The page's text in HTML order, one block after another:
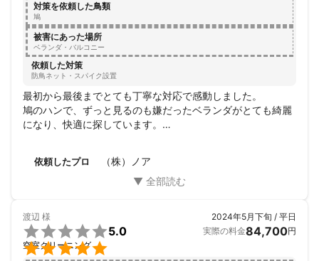
対策を依頼した鳥類
鳩
被害にあった場所
ベランダ・バルコニー
依頼した対策
防鳥ネット・スパイク設置
最初から最後までとても丁寧な対応で感動しました。
鳩のハンで、ずっと見るのも嫌だったベランダがとても綺麗
になり、快適に探しています。
依頼したプロ （株）ノア
渡辺 様


5.0
空室クリーニング
2024年5月下旬 / 平日
実際の料金84,700円